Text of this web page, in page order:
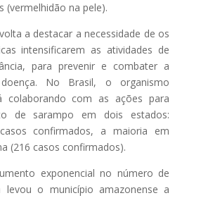
(vermelhidão na pele).
a destacar a necessidade de os
intensificarem as atividades de
para prevenir e combater a
No Brasil, o organismo
colaborando com as ações para
de sarampo em dois estados:
confirmados, a maioria em
(216 casos confirmados).
exponencial no número de
levou o município amazonense a